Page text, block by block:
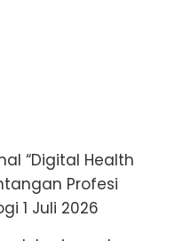
“Digital Health
Profesi
1 Juli 2026